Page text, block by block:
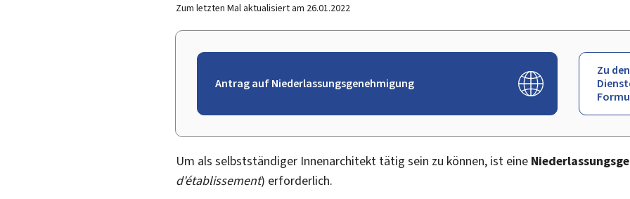
Zum letzten Mal aktualisiert am 26.01.2022
Antrag auf Niederlassungsgenehmigung
Zu
Um als selbstständiger Innenarchitekt tätig sein zu können, ist eine
d'établissement) erforderlich.